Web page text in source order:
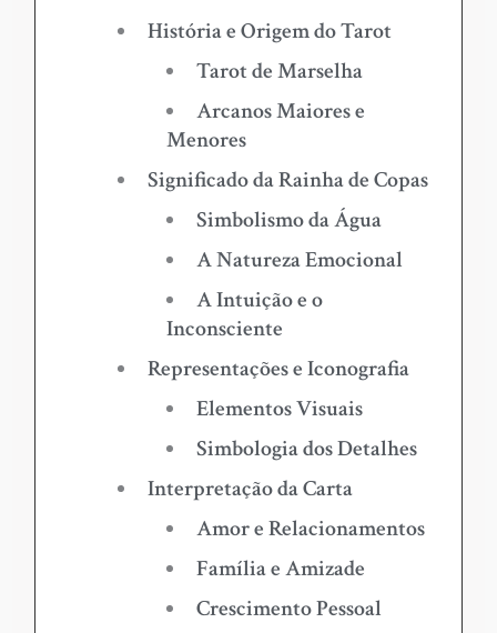
História e Origem do Tarot
Tarot de Marselha
Arcanos Maiores e
Menores
Significado da Rainha de Copas
Simbolismo da Água
A Natureza Emocional
A Intuição e o
Inconsciente
Representações e Iconografia
Elementos Visuais
Simbologia dos Detalhes
Interpretação da Carta
Amor e Relacionamentos
Família e Amizade
Crescimento Pessoal